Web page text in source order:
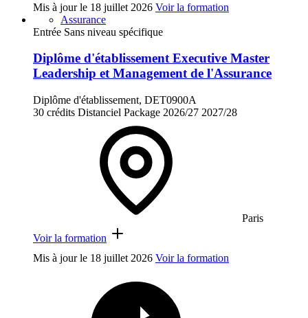
Mis à jour le 18 juillet 2026 Voir la formation
Assurance
Entrée Sans niveau spécifique
Diplôme d'établissement Executive Master
Leadership et Management de l'Assurance
Diplôme d'établissement, DET0900A
30 crédits Distanciel Package 2026/27 2027/28
Paris
Voir la formation
Mis à jour le 18 juillet 2026 Voir la formation